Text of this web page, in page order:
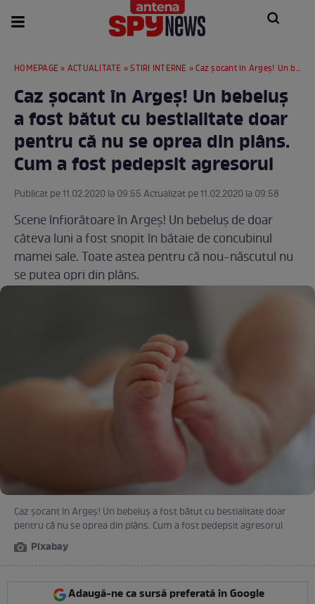
HOMEPAGE » ACTUALITATE »STIRI INTERNE » Caz şocant în Argeş! Un bebeluş a fost bătut cu bestialitate doar pentru că nu se oprea din plâns. Cum a fost pedepsit agresorul
Caz şocant în Argeş! Un bebeluş
a fost bătut cu bestialitate doar
pentru că nu se oprea din plâns.
Cum a fost pedepsit agresorul
Publicat pe 11.02.2020 la 09:55 Actualizat pe 11.02.2020 la 09:58
Scene înfiorătoare în Argeş! Un bebeluş de doar
câteva luni a fost snopit în bătaie de concubinul
mamei sale. Toate astea pentru că nou-născutul nu
se putea opri din plâns.
Caz şocant în Argeş! Un bebeluş a fost bătut cu bestialitate doar
pentru că nu se oprea din plâns. Cum a fost pedepsit agresorul
Pixabay
Adaugă-ne ca sursă preferată în Google